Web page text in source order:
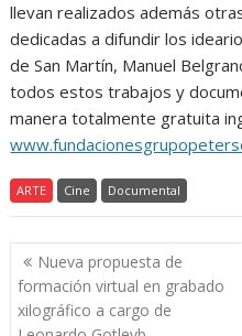
llevan realizados además
dedicadas a difundir los
de San Martín, Manuel
todos estos trabajos y
manera totalmente gratuita
ARTE Cine Documental
Navegación
de
entradas
Nueva propuesta de
formación virtual en grabado
xilográfico a cargo de